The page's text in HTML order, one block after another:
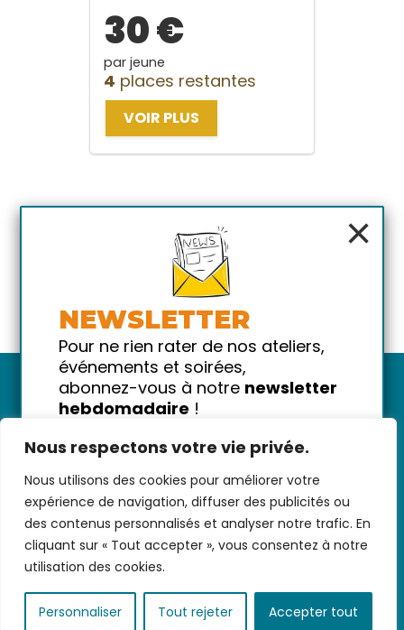
Nous respectons votre vie privée.
Nous utilisons des cookies pour améliorer votre
expérience de navigation, diffuser des publicités ou
des contenus personnalisés et analyser notre trafic. En
cliquant sur « Tout accepter », vous consentez à notre
utilisation des cookies.
Personnaliser Tout rejeter Accepter tout
30 €
par jeune
4 places restantes
VOIR PLUS
Nous contacter- CGV/CGU-Données
personnelles-Infos pratiques- FAQ
×
NEWSLETTER
Pour ne rien rater de nos ateliers,
événements et soirées,
abonnez-vous à notre newsletter
hebdomadaire !
!
Votre email